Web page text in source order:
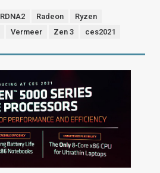
RDNA2 Radeon
Ryzen
Vermeer Zen 3 ces2021